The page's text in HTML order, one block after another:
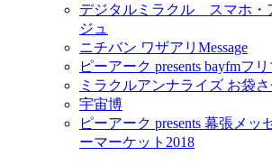
デジタルミラクル スマホ・
ジュ
ニチバン ワザアリMessage
ピーアーク presents bayfmフ
ミラクルアンナライズ お袋さ
宇宙博
ピーアーク presents 幕張メッ
ーマーケット2018